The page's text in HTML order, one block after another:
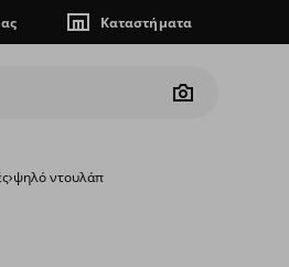
Καταστήματα
Camera
›ψηλό ντουλάπι για φούρνο μικρoκυμάτων